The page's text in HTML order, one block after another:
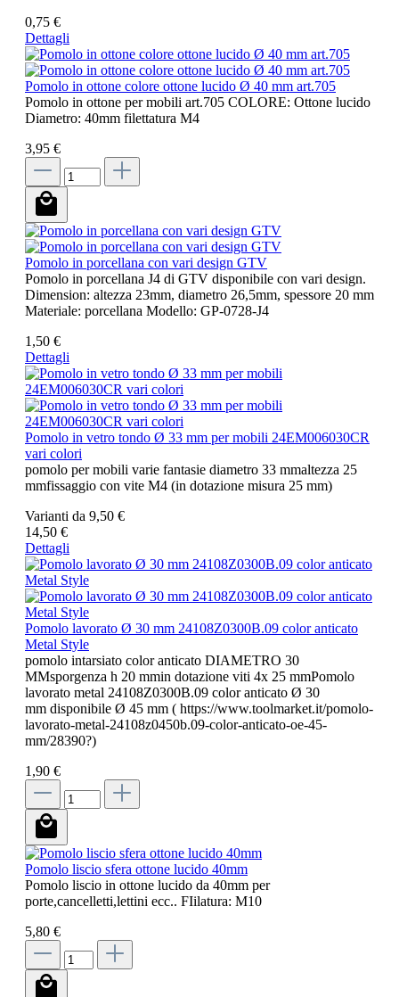
0,75 €
Dettagli
Pomolo in ottone colore ottone lucido Ø 40 mm art.705
Pomolo in ottone per mobili art.705 COLORE: Ottone lucido
Diametro: 40mm filettatura M4
3,95 €
Pomolo in porcellana con vari design GTV
Pomolo in porcellana J4 di GTV disponibile con vari design.
Dimension: altezza 23mm, diametro 26,5mm, spessore 20 mm
Materiale: porcellana Modello: GP-0728-J4
1,50 €
Dettagli
Pomolo in vetro tondo Ø 33 mm per mobili 24EM006030CR
vari colori
pomolo per mobili varie fantasie diametro 33 mmaltezza 25
mmfissaggio con vite M4 (in dotazione misura 25 mm)
Varianti da 9,50 €
14,50 €
Dettagli
Pomolo lavorato Ø 30 mm 24108Z0300B.09 color anticato
Metal Style
pomolo intarsiato color anticato DIAMETRO 30
MMsporgenza h 20 mmin dotazione viti 4x 25 mmPomolo
lavorato metal 24108Z0300B.09 color anticato Ø 30
mm disponibile Ø 45 mm ( https://www.toolmarket.it/pomolo-
lavorato-metal-24108z0450b.09-color-anticato-oe-45-
mm/28390?)
1,90 €
Pomolo liscio sfera ottone lucido 40mm
Pomolo liscio in ottone lucido da 40mm per
porte,cancelletti,lettini ecc.. FIilatura: M10
5,80 €